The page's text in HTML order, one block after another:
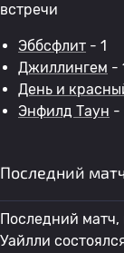
встречи
Эббсфлит - 1
Джиллингем -
День и
Энфилд Таун -
Последний
Последний матч,
Уайлли